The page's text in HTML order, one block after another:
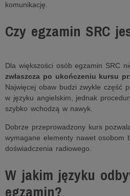
komunikację.
Czy egzamin SRC
Dla większości osób egzamin SRC
zwłaszcza po ukończeniu kursu
Najwięcej obaw budzi zwykle część
w języku angielskim, jednak
szybko wchodzą w nawyk.
Dobrze przeprowadzony kurs
wymagane elementy nawet osobom
doświadczenia radiowego.
W jakim języku
egzamin?